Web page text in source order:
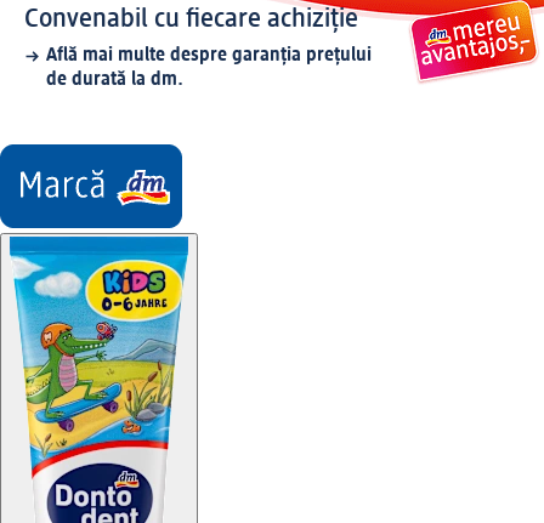
Convenabil cu fiecare achiziție
Află mai multe despre garanția prețului
de durată la dm.